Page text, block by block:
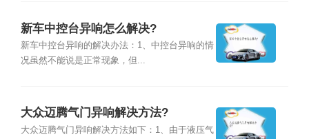
新车中控台异响怎么解决?
新车中控台异响的解决办法：1、中控台异响的情
况虽然不能说是正常现象，但...
大众迈腾气门异响解决方法?
大众迈腾气门异响解决方法如下：1、由于液压气